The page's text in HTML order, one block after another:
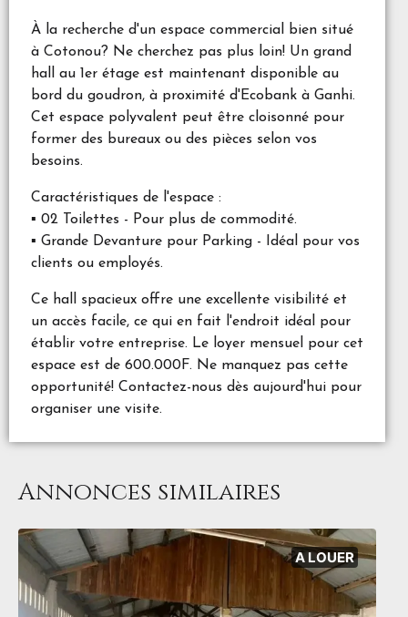
À la recherche d'un espace commercial bien situé
à Cotonou? Ne cherchez pas plus loin! Un grand
hall au 1er étage est maintenant disponible au
bord du goudron, à proximité d'Ecobank à Ganhi.
Cet espace polyvalent peut être cloisonné pour
former des bureaux ou des pièces selon vos
besoins.
Caractéristiques de l'espace :
▪️ 02 Toilettes - Pour plus de commodité.
▪️ Grande Devanture pour Parking - Idéal pour vos
clients ou employés.
Ce hall spacieux offre une excellente visibilité et
un accès facile, ce qui en fait l'endroit idéal pour
établir votre entreprise. Le loyer mensuel pour cet
espace est de 600.000F. Ne manquez pas cette
opportunité! Contactez-nous dès aujourd'hui pour
organiser une visite.
Annonces similaires
A LOUER